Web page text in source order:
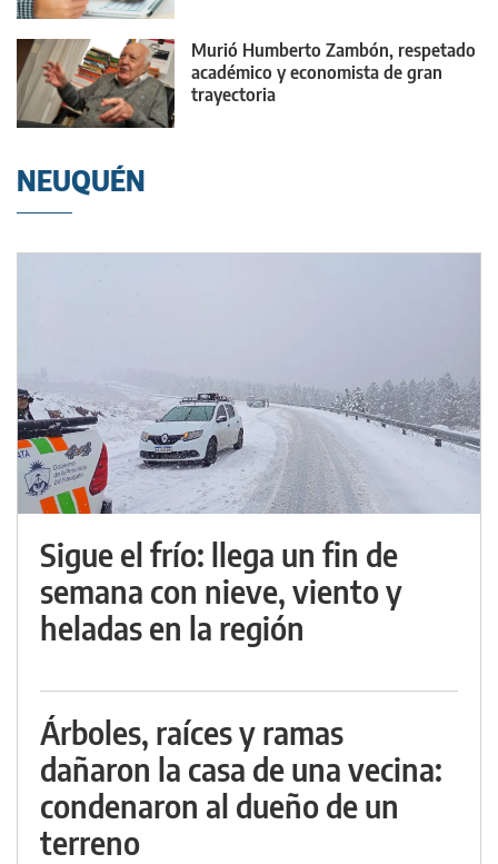
Murió Humberto Zambón, respetado
académico y economista de gran
trayectoria
NEUQUÉN
Sigue el frío: llega un fin de
semana con nieve, viento y
heladas en la región
Árboles, raíces y ramas
dañaron la casa de una vecina:
condenaron al dueño de un
terreno